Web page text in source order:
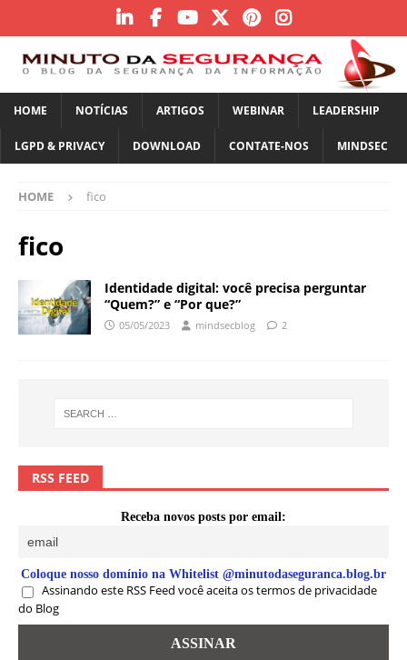
HOME NOTÍCIAS ARTIGOS WEBINAR LEADERSHIP
LGPD & PRIVACY DOWNLOAD CONTATE-NOS MINDSEC
HOME fico
fico
Identidade digital: você precisa perguntar
“Quem?” e “Por que?”
05/05/2023 mindsecblog 2
RSS FEED
Receba novos posts por email:
Coloque nosso domínio na Whitelist @minutodaseguranca.blog.br
Assinando este RSS Feed você aceita os termos de privacidade
do Blog